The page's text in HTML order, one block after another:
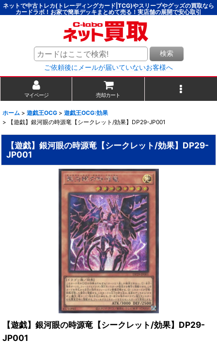
ネットで中古トレカ(トレーディングカード|TCG)やスリーブやグッズの買取なら
カードラボ！お家で簡単デッキまとめて売る！実店舗の展開で安心取引
検索
ご依頼後にメールが届いていないお客様へ
マイページ 売却カート
ホーム > 遊戯王OCG > 遊戯王OCG:効果
>
【遊戯】銀河眼の時源竜【シークレット/効果】DP29-JP001
【遊戯】銀河眼の時源竜【シークレット/効果】DP29-
JP001
【遊戯】銀河眼の時源竜【シークレット/効果】DP29-
JP001